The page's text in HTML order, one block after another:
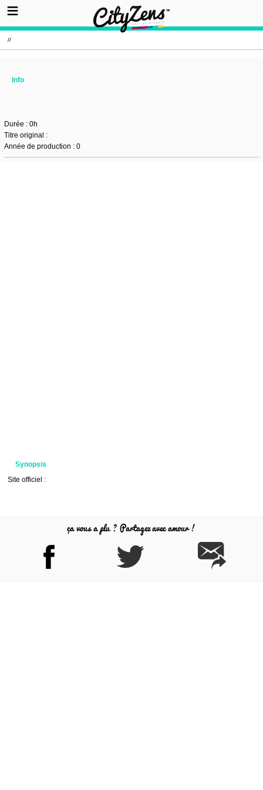
//
Info
Durée : 0h
Titre original :
Année de production : 0
Synopsis
Site officiel :
ça vous a plu ? Partagez avec amour !